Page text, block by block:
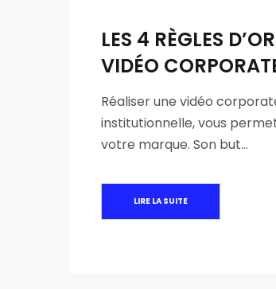
LES 4 RÈGLES
VIDÉO
Réaliser une vidéo
institutionnelle, vous
votre marque. Son but…
LIRE LA SUITE